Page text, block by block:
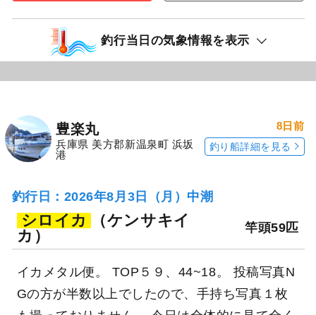
釣行当日の気象情報を表示
豊楽丸
兵庫県 美方郡新温泉町 浜坂
港
8日前
釣り船詳細を見る
釣行日：2026年8月3日（月）中潮
シロイカ
（ケンサキイ
カ）
竿頭59匹
イカメタル便。 TOP５９、44~18。 投稿写真N
Gの方が半数以上でしたので、手持ち写真１枚